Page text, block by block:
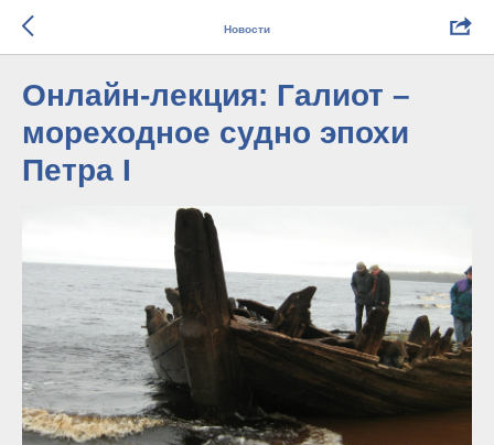
Новости
Онлайн-лекция: Галиот –
мореходное судно эпохи
Петра I